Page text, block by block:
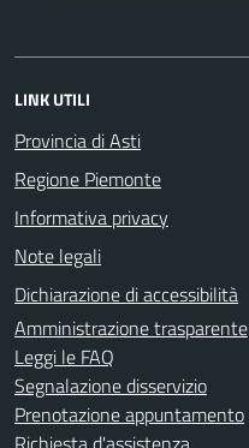
LINK UTILI
Provincia di Asti
Regione Piemonte
Informativa privacy
Note legali
Dichiarazione di accessibilità
Amministrazione trasparente
Leggi le FAQ
Segnalazione disservizio
Prenotazione appuntamento